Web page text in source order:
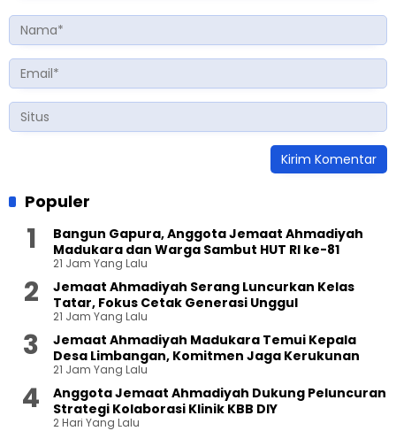
Populer
Bangun Gapura, Anggota Jemaat Ahmadiyah
Madukara dan Warga Sambut HUT RI ke-81
21 Jam Yang Lalu
Jemaat Ahmadiyah Serang Luncurkan Kelas
Tatar, Fokus Cetak Generasi Unggul
21 Jam Yang Lalu
Jemaat Ahmadiyah Madukara Temui Kepala
Desa Limbangan, Komitmen Jaga Kerukunan
21 Jam Yang Lalu
Anggota Jemaat Ahmadiyah Dukung Peluncuran
Strategi Kolaborasi Klinik KBB DIY
2 Hari Yang Lalu